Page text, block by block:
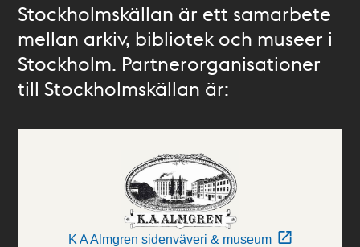
Stockholmskällan är ett samarbete
mellan arkiv, bibliotek och museer i
Stockholm. Partnerorganisationer
till Stockholmskällan är:
K A Almgren sidenväveri & museum